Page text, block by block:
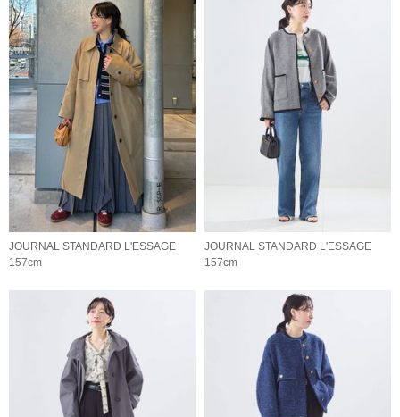
JOURNAL STANDARD L'ESSAGE
157cm
JOURNAL STANDARD L'ESSAGE
157cm